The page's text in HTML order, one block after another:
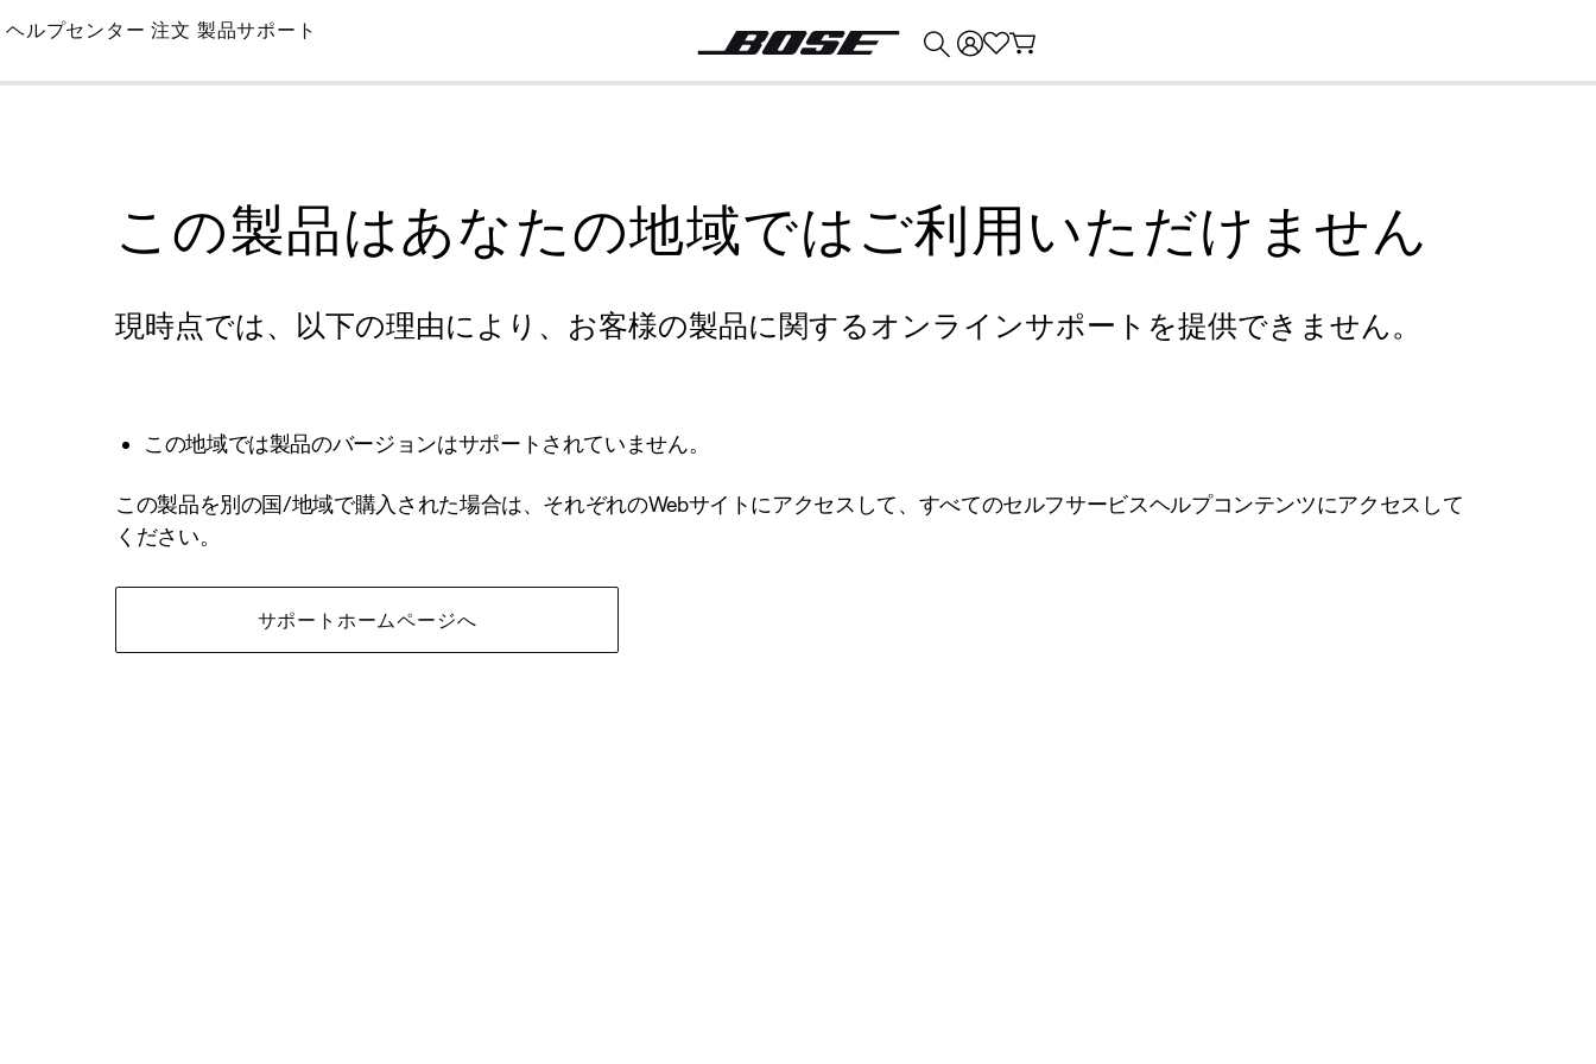
Skip
Main
ヘルプセンター 注文 製品サポート
この製品はあなたの地域ではご利用いただけません
現時点では、以下の理由により、お客様の製品に関するオンラインサポートを提供できません。
この地域では製品のバージョンはサポートされていません。
この製品を別の国/地域で購入された場合は、それぞれのWebサイトにアクセスして、すべてのセルフサービスヘルプコンテンツにアクセスして
ください。
サポートホームページへ